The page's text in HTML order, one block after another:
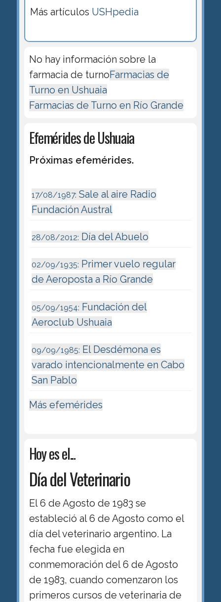
Más artículos USHpedia
No hay información sobre la
farmacia de turnoFarmacias de
Turno en Ushuaia
Farmacias de Turno en Río Grande
Efemérides de Ushuaia
Próximas efemérides.
17/08/1987: Sale al aire Radio
Fundación Austral
28/08/2012: Día del Abuelo
02/09/1935: Primer vuelo regular
de Aeroposta a Río Grande
05/09/1954: Fundación del
Aeroclub Ushuaia
09/09/1985: El Desdémona es
varado intencionalmente en Cabo
San Pablo
Más efemérides
Hoy es el...
Día del Veterinario
El 6 de Agosto de 1983 se
estableció al 6 de Agosto como el
día del veterinario argentino. La
fecha fue elegida en
conmemoración del 6 de Agosto
de 1983, cuando comenzaron los
primeros cursos de veterinaria de